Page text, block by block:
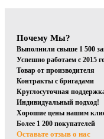
Почему Мы?
Выполнили свыше 1 500
Успешно работаем с 2015
Товар от производителя
Контракты с бригадами
Круглосуточная
Индивидуальный подход!
Хорошие цены нашим
Более 1 200 покупателей
Оставьте отзыв о нас